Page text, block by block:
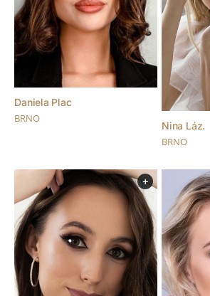
Daniela Plac
BRNO
Nina Láz.
BRNO
+